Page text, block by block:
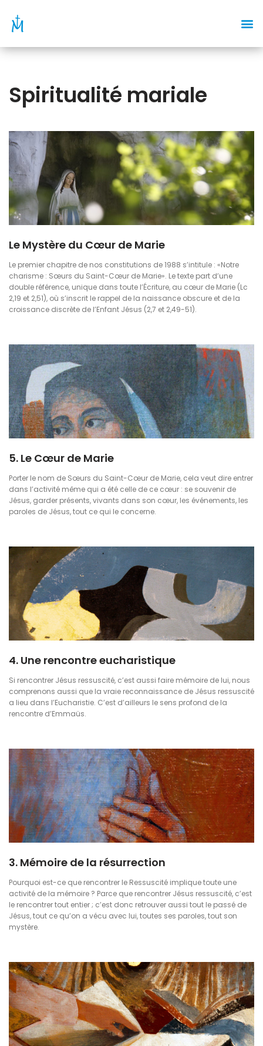
Aller
au
Spiritualité mariale
Le Mystère du Cœur de Marie
Le premier chapitre de nos constitutions de 1988 s’intitule : «Notre
charisme : Sœurs du Saint-Cœur de Marie». Le texte part d’une
double référence, unique dans toute l’Écriture, au cœur de Marie (Lc
2,19 et 2,51), où s’inscrit le rappel de la naissance obscure et de la
croissance discrète de l’Enfant Jésus (2,7 et 2,49-51).
5. Le Cœur de Marie
Porter le nom de Sœurs du Saint-Cœur de Marie, cela veut dire entrer
dans l’activité même qui a été celle de ce cœur : se souvenir de
Jésus, garder présents, vivants dans son cœur, les événements, les
paroles de Jésus, tout ce qui le concerne.
4. Une rencontre eucharistique
Si rencontrer Jésus ressuscité, c’est aussi faire mémoire de lui, nous
comprenons aussi que la vraie reconnaissance de Jésus ressuscité
a lieu dans l’Eucharistie. C’est d’ailleurs le sens profond de la
rencontre d’Emmaüs.
3. Mémoire de la résurrection
Pourquoi est-ce que rencontrer le Ressuscité implique toute une
activité de la mémoire ? Parce que rencontrer Jésus ressuscité, c’est
le rencontrer tout entier ; c’est donc retrouver aussi tout le passé de
Jésus, tout ce qu’on a vécu avec lui, toutes ses paroles, tout son
mystère.